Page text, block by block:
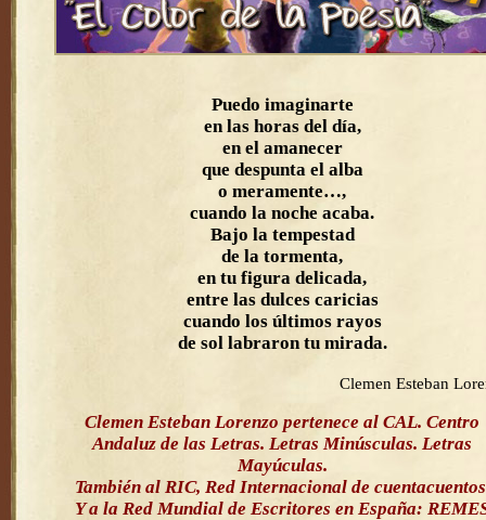
Puedo imaginarte
en las horas del día,
en el amanecer
que despunta el alba
o meramente…,
cuando la noche acaba.
Bajo la tempestad
de la tormenta,
en tu figura delicada,
entre las dulces caricias
cuando los últimos rayos
de sol labraron tu mirada.
Clemen Esteban
Clemen Esteban Lorenzo pertenece al CAL. Centro
Andaluz de las Letras. Letras Minúsculas. Letras
Mayúculas.
También al RIC, Red Internacional de
Y a la Red Mundial de Escritores en España: